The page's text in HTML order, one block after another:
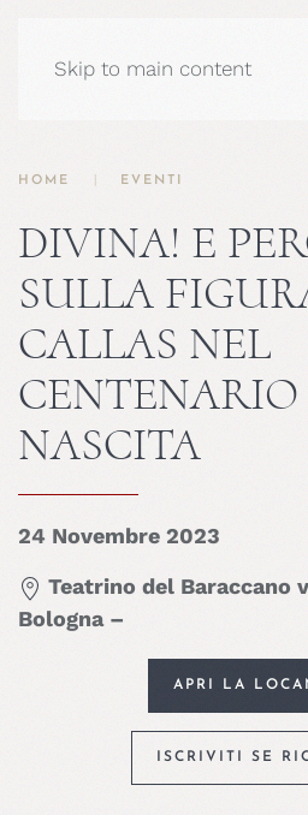
Skip to main content
HOME EVENTI
DIVINA! E
SULLA
CALLAS NEL
NASCITA
24 Novembre 2023
Teatrino del Baraccano
Bologna –
APRI LA
ISCRIVITI SE